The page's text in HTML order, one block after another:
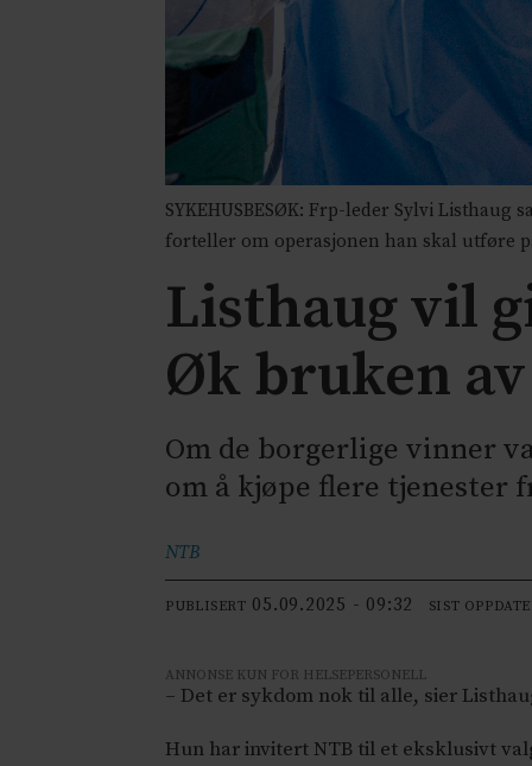
SYKEHUSBESØK: Frp-leder Sylvi
forteller om operasjonen han skal utføre
Listhaug vil
Øk bruken
Om de borgerlige vinner
om å kjøpe flere tjenester
NTB
PUBLISERT 05.09.2025 - 09:32 SIST
ANNONSE KUN FOR HELSEPERSONELL
– Det er sykdom nok til alle, sier
Hun har invitert NTB til et eksklusivt